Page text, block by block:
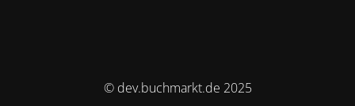
© dev.buchmarkt.de 2025